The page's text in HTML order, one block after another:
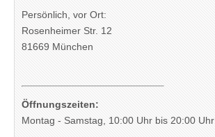
Persönlich, vor Ort:
Rosenheimer Str. 12
81669 München
Öffnungszeiten:
Montag - Samstag, 10:00 Uhr bis 20:00 Uhr